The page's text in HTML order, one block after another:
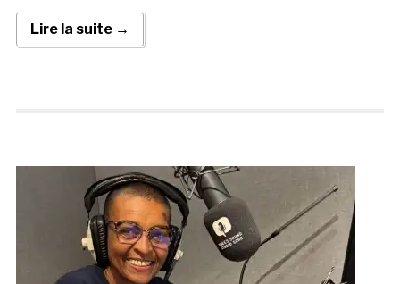
Lire la suite →